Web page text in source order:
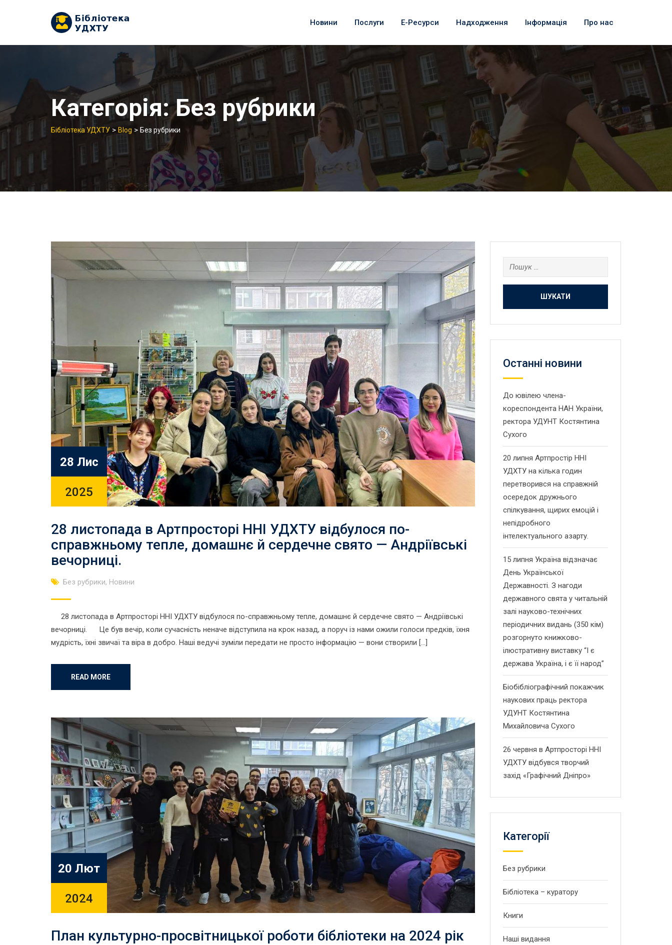
Новини Послуги Е-Ресурси Надходження Інформація Про нас
Категорія: Без рубрики
Бібліотека УДХТУ > Blog > Без рубрики
28 Лис
2025
28 листопада в Артпросторі ННІ УДХТУ відбулося по-
справжньому тепле, домашнє й сердечне свято — Андріївські
вечорниці.
Без рубрики, Новини
28 листопада в Артпросторі ННІ УДХТУ відбулося по-справжньому тепле, домашнє й сердечне свято — Андріївські
вечорниці. Це був вечір, коли сучасність неначе відступила на крок назад, а поруч із нами ожили голоси предків, їхня
мудрість, їхні звичаї та віра в добро. Наші ведучі зуміли передати не просто інформацію — вони створили […]
READ MORE
20 Лют
2024
План культурно-просвітницької роботи бібліотеки на 2024 рік
Пошук:
Останнi новини
До ювілею члена-
кореспондента НАН України,
ректора УДУНТ Костянтина
Сухого
20 липня Артпростір ННІ
УДХТУ на кілька годин
перетворився на справжній
осередок дружнього
спілкування, щирих емоцій і
непідробного
інтелектуального азарту.
15 липня Україна відзначає
День Української
Державності. З нагоди
державного свята у читальній
залі науково-технічних
періодичних видань (350 кім)
розгорнуто книжково-
ілюстративну виставку “І є
держава Україна, і є її народ”
Біобібліографічний покажчик
наукових праць ректора
УДУНТ Костянтина
Михайловича Сухого
26 червня в Артпросторі ННІ
УДХТУ відбувся творчий
захід «Графічний Дніпро»
Категорії
Без рубрики
Бібліотека – куратору
Книги
Наші видання